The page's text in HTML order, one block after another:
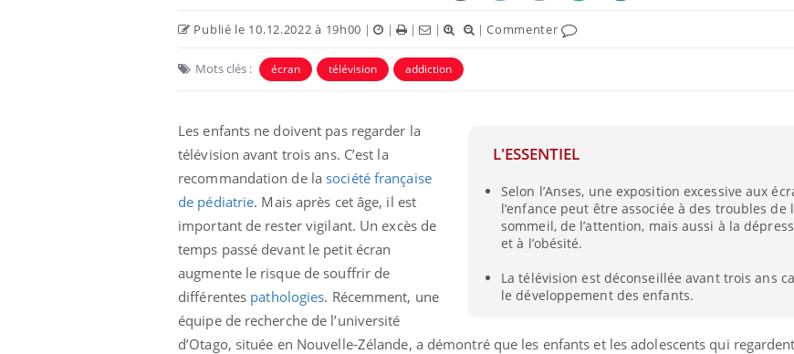
Publié le 10.12.2022 à 19h00 | | | | |Commenter
Mots clés : écran télévision addiction
L'ESSENTIEL
Selon l’Anses, une exposition excessive aux
l’enfance peut être associée à des troubles de
sommeil, de l’attention, mais aussi à la
et à l’obésité.
La télévision est déconseillée avant trois ans
le développement des enfants.
Les enfants ne doivent pas regarder la
télévision avant trois ans. C’est la
recommandation de lasociété française
de pédiatrie. Mais après cet âge, il est
important de rester vigilant. Un excès de
temps passé devant le petit écran
augmente le risque de souffrir de
différentes pathologies. Récemment, une
équipe de recherche de l’université
d’Otago, située en Nouvelle-Zélande, a démontré que les enfants et les adolescents qui
Il y a des sujets qui sont faciles à aborder...
d'autres non ! D'un côté, poser des
questions sur la maladie d'un proche c'est
Fatigue, irritabilité, brouillard mental ou
même alopécie… Les symptômes de la
carence en fer sont multiples ce qui la rend
...